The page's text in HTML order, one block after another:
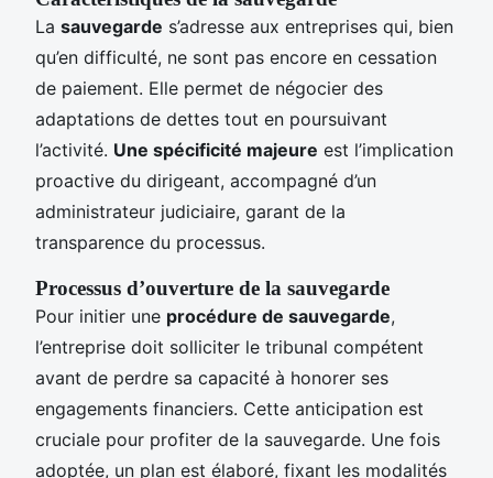
La sauvegarde s’adresse aux entreprises qui, bien
qu’en difficulté, ne sont pas encore en cessation
de paiement. Elle permet de négocier des
adaptations de dettes tout en poursuivant
l’activité. Une spécificité majeure est l’implication
proactive du dirigeant, accompagné d’un
administrateur judiciaire, garant de la
transparence du processus.
Processus d’ouverture de la sauvegarde
Pour initier une procédure de sauvegarde,
l’entreprise doit solliciter le tribunal compétent
avant de perdre sa capacité à honorer ses
engagements financiers. Cette anticipation est
cruciale pour profiter de la sauvegarde. Une fois
adoptée, un plan est élaboré, fixant les modalités